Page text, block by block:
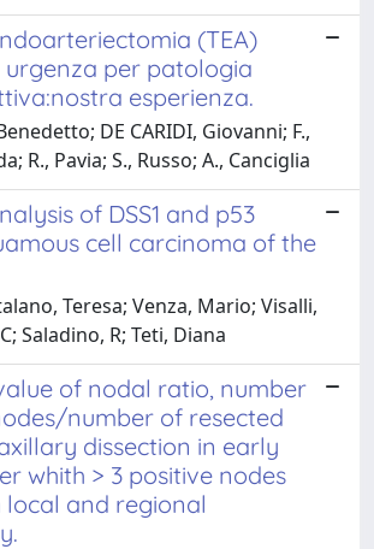
(TEA)
per patologia
esperienza.
DE CARIDI, Giovanni; F.,
R., Pavia; S., Russo; A., Canciglia
of DSS1 and p53
cell carcinoma of the
Teresa; Venza, Mario; Visalli,
Saladino, R; Teti, Diana
of nodal ratio, number
number of resected
dissection in early
whith > 3 positive nodes
and regional